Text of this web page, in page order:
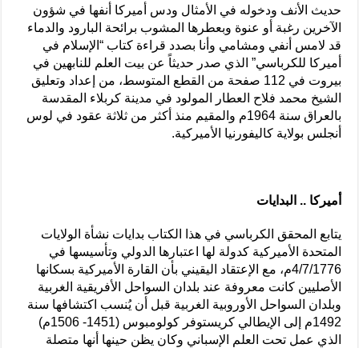
حديث الأنف ودخوله في الأمثال ودس أميركا أنفها في شؤون
الآخرين رغبة أو عنوة وبعطرها المشوب برائحة البارود والدماء
قد لامس أنفي ومشامي وأنا بصدد قراءة كتاب “الإسلام في
أميركا للكرباسي” الذي صدر حديثاً عن بيت العلم للنابهين في
بيروت في 112 صفحة من القطع المتوسط، من إعداد وتعليق
الشيخ محمد فلاح العطار المولود في مدينة كربلاء المقدسة
بالعراق سنة 1964م والمقيم منذ أكثر من ثلاثة عقود في لوس
أنجلس بولاية كاليفورنيا الأميركية.
أميركا .. البدايات
يتابع المحقق الكرباسي في هذا الكتاب بدايات نشأة الولايات
المتحدة الأميركية كدولة لها اعتبارها الدولي وتأسيسها في
4/7/1776م، مع الإعتقاد اليقيني بأن القارة الأميركية بسكانها
الأصليين كانت معروفة عند بلدان السواحل الأفريقية الغربية
وبلدان السواحل الأوروبية الغربية قبل أن يُنسب اكتشافها سنة
1492م إلى الإيطالي كريستوفر كولومبوس (1451- 1506م)
الذي عمل تحت العلم الإسباني وكان يظن حينها أنها متصلة